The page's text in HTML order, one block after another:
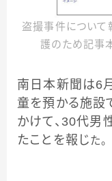
盗撮事件につい
護のため記事
南日本新聞は6
童を預かる施設
かけて、30代男
たことを報じた。